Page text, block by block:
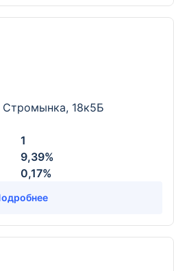
Стромынка, 18к5Б
1
9,39%
0,17%